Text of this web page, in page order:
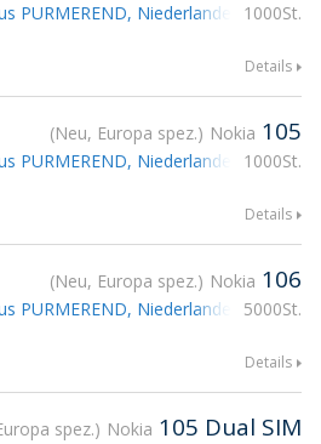
1000St.
PURMEREND, Niederlande
Details
Neu, Europa spez. Nokia 105
1000St.
PURMEREND, Niederlande
Details
Neu, Europa spez. Nokia 106
5000St.
PURMEREND, Niederlande
Details
spez. Nokia 105 Dual SIM